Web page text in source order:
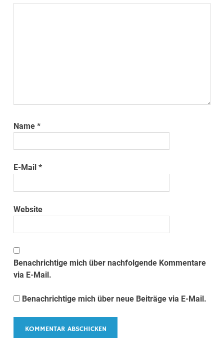
Name*
E-Mail*
Website
Benachrichtige mich über nachfolgende Kommentare
via E-Mail.
Benachrichtige mich über neue Beiträge via E-Mail.